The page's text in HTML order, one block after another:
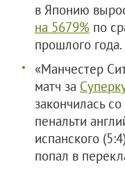
в Японию
на 5679% по
прошлого года.
«Манчестер
матч за
закончилась
пенальти
испанского
попал в